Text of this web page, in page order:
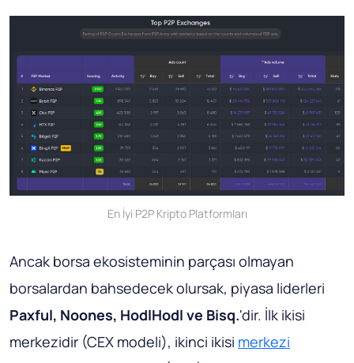
En İyi P2P Kripto Platformları
Ancak borsa ekosisteminin parçası olmayan
borsalardan bahsedecek olursak, piyasa liderleri
Paxful, Noones, HodlHodl ve Bisq.'dir. İlk ikisi
merkezidir (CEX modeli), ikinci ikisi merkezi